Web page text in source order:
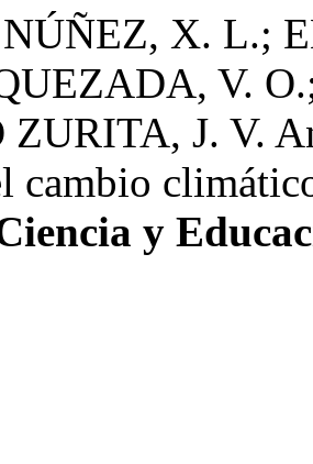
NÚÑEZ, X. L.;
V.
ZURITA, J. V.
cambio
y